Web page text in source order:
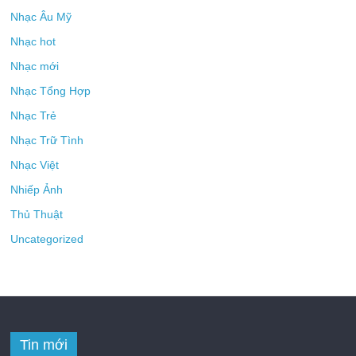
Nhạc Âu Mỹ
Nhạc hot
Nhạc mới
Nhạc Tổng Hợp
Nhạc Trẻ
Nhạc Trữ Tình
Nhạc Việt
Nhiếp Ảnh
Thủ Thuật
Uncategorized
Tin mới